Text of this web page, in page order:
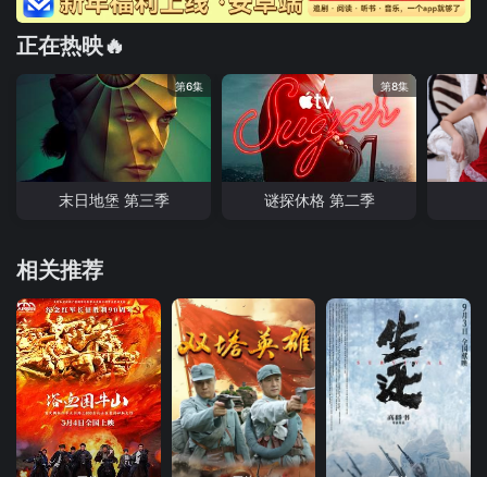
正在热映🔥
第6集
末日地堡 第三季
第8集
谜探休格 第二季
相关推荐